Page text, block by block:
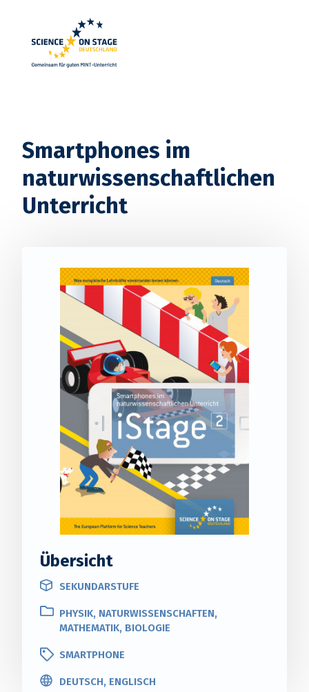
Smartphones im
naturwissenschaftlichen
Unterricht
Übersicht
SEKUNDARSTUFE
PHYSIK, NATURWISSENSCHAFTEN,
MATHEMATIK, BIOLOGIE
SMARTPHONE
DEUTSCH, ENGLISCH